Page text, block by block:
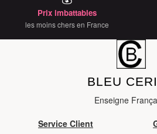
services.Prix imbattables
les moins chers en France
BLEU
Enseigne
Service Client